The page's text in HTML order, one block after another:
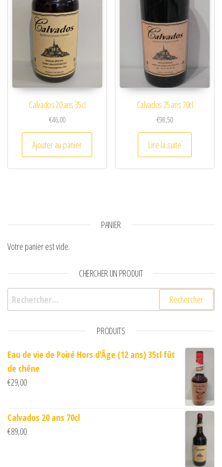
Calvados 20 ans 35cl
€46,00
Ajouter au panier
Calvados 25 ans 70cl
€98,50
Lire la suite
PANIER
Votre panier est vide.
CHERCHER UN PRODUIT
Rechercher :
PRODUITS
Eau de vie de Poiré Hors d'Âge (12 ans) 35cl fût
de chêne
€29,00
Calvados 20 ans 70cl
€89,00